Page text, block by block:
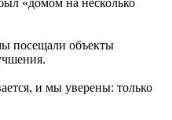
посещали объекты
и мы уверены: только